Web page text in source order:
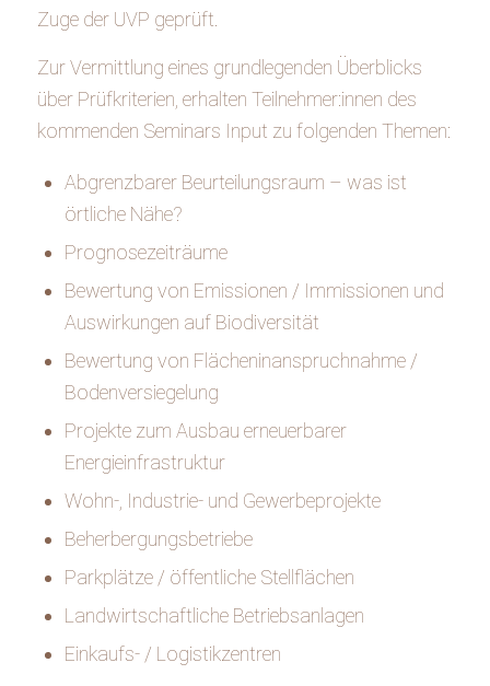
Zuge der UVP geprüft.
Zur Vermittlung eines grundlegenden Überblicks
über Prüfkriterien, erhalten Teilnehmer:innen des
kommenden Seminars Input zu folgenden Themen:
Abgrenzbarer Beurteilungsraum – was ist
örtliche Nähe?
Prognosezeiträume
Bewertung von Emissionen / Immissionen und
Auswirkungen auf Biodiversität
Bewertung von Flächeninanspruchnahme /
Bodenversiegelung
Projekte zum Ausbau erneuerbarer
Energieinfrastruktur
Wohn-, Industrie- und Gewerbeprojekte
Beherbergungsbetriebe
Parkplätze / öffentliche Stellflächen
Landwirtschaftliche Betriebsanlagen
Einkaufs- / Logistikzentren